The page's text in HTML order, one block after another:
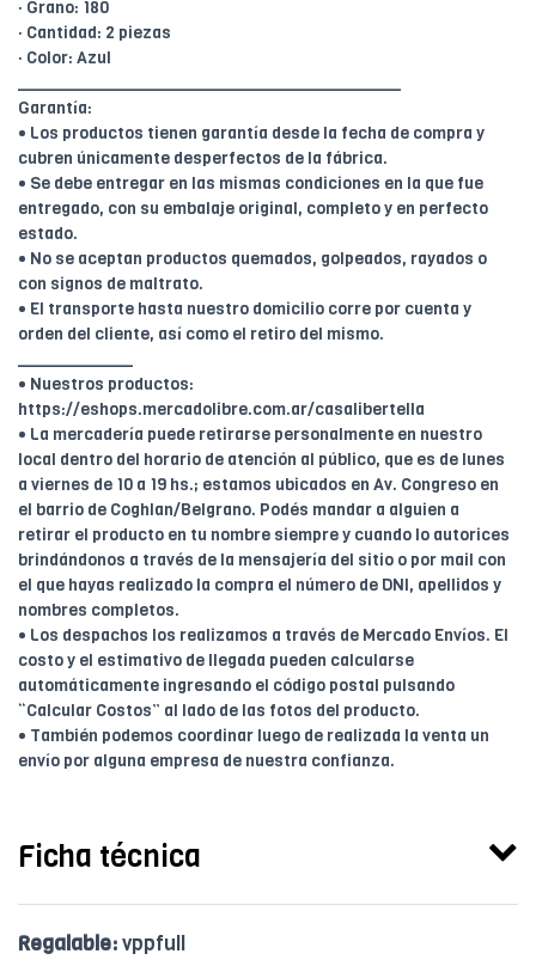
· Grano: 180
· Cantidad: 2 piezas
· Color: Azul
________________________________________
Garantía:
• Los productos tienen garantía desde la fecha de compra y
cubren únicamente desperfectos de la fábrica.
• Se debe entregar en las mismas condiciones en la que fue
entregado, con su embalaje original, completo y en perfecto
estado.
• No se aceptan productos quemados, golpeados, rayados o
con signos de maltrato.
• El transporte hasta nuestro domicilio corre por cuenta y
orden del cliente, así como el retiro del mismo.
____________
• Nuestros productos:
https://eshops.mercadolibre.com.ar/casalibertella
• La mercadería puede retirarse personalmente en nuestro
local dentro del horario de atención al público, que es de lunes
a viernes de 10 a 19 hs.; estamos ubicados en Av. Congreso en
el barrio de Coghlan/Belgrano. Podés mandar a alguien a
retirar el producto en tu nombre siempre y cuando lo autorices
brindándonos a través de la mensajería del sitio o por mail con
el que hayas realizado la compra el número de DNI, apellidos y
nombres completos.
• Los despachos los realizamos a través de Mercado Envíos. El
costo y el estimativo de llegada pueden calcularse
automáticamente ingresando el código postal pulsando
“Calcular Costos” al lado de las fotos del producto.
• También podemos coordinar luego de realizada la venta un
envío por alguna empresa de nuestra confianza.
Ficha técnica
Regalable:vppfull